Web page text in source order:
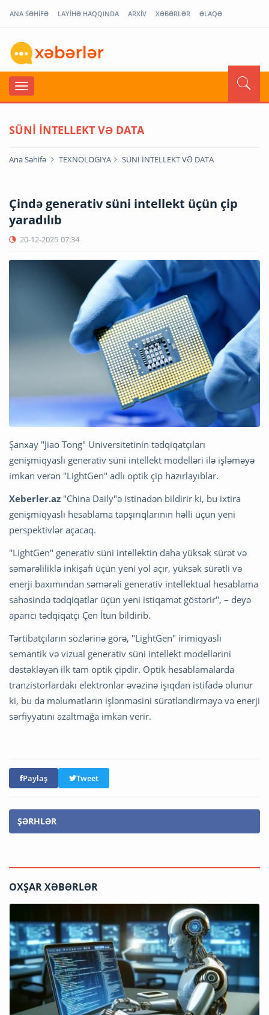
ANA SƏHİFƏ LAYİHƏ HAQQINDA ARXİV XƏBƏRLƏR ƏLAQƏ
SÜNİ İNTELLEKT VƏ DATA
Ana Səhifə TEXNOLOGİYA SÜNİ İNTELLEKT VƏ DATA
Çində generativ süni intellekt üçün çip
yaradılıb
20-12-2025 07:34
Şanxay "Jiao Tong" Universitetinin tədqiqatçıları
genişmiqyaslı generativ süni intellekt modelləri ilə işləməyə
imkan verən "LightGen" adlı optik çip hazırlayıblar.
Xeberler.az "China Daily"ə istinadən bildirir ki, bu ixtira
genişmiqyaslı hesablama tapşırıqlarının həlli üçün yeni
perspektivlər açacaq.
"LightGen" generativ süni intellektin daha yüksək sürət və
səmərəliliklə inkişafı üçün yeni yol açır, yüksək sürətli və
enerji baxımından səmərəli generativ intellektual hesablama
sahəsində tədqiqatlar üçün yeni istiqamət göstərir", – deyə
aparıcı tədqiqatçı Çen İtun bildirib.
Tərtibatçıların sözlərinə görə, "LightGen" irimiqyaslı
semantik və vizual generativ süni intellekt modellərini
dəstəkləyən ilk tam optik çipdir. Optik hesablamalarda
tranzistorlardakı elektronlar əvəzinə işıqdan istifadə olunur
ki, bu da məlumatların işlənməsini sürətləndirməyə və enerji
sərfiyyatını azaltmağa imkan verir.
Paylaş Tweet
ŞƏRHLƏR
OXŞAR XƏBƏRLƏR